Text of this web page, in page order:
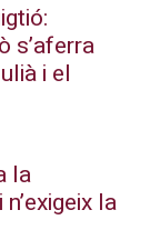
s’aferra
i el
la
la